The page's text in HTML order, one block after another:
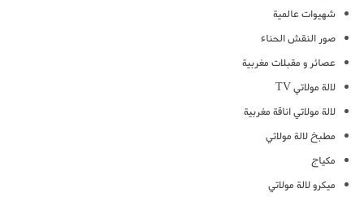
شهيوات عالمية
صور النقش الحناء
عصائر و مقبلات مغربية
لالة مولاتي TV
لالة مولاتي اناقة مغربية
مطبخ لالة مولاتي
مكياج
ميكرو لالة مولاتي